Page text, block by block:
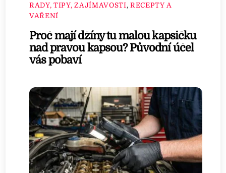
RADY, TIPY, ZAJÍMAVOSTI, RECEPTY A
VAŘENÍ
Proč mají džíny tu malou kapsičku
nad pravou kapsou? Původní účel
vás pobaví